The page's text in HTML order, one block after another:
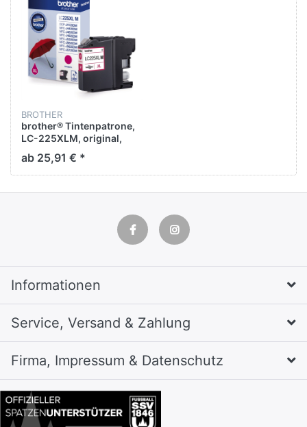
BROTHER
brother® Tintenpatrone,
LC-225XLM, original,
magenta, 1.200 Seiten
ab 25,91 € *
Informationen
Service, Versand & Zahlung
Firma, Impressum & Datenschutz